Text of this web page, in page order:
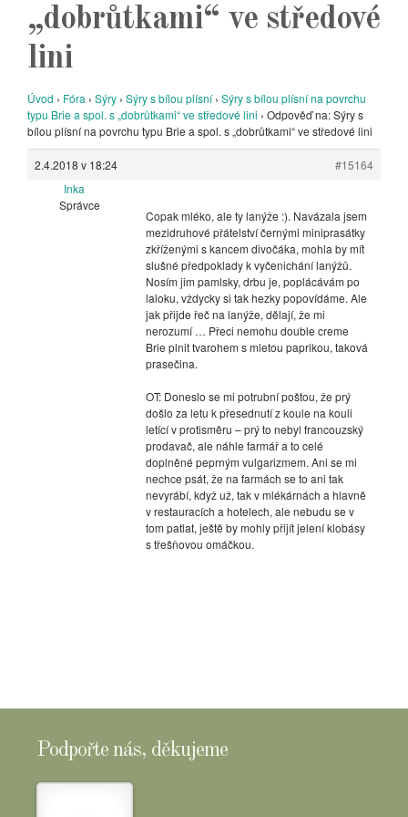
„dobrůtkami“ ve středové
lini
Úvod › Fóra › Sýry › Sýry s bílou plísní › Sýry s bílou plísní na povrchu
typu Brie a spol. s „dobrůtkami“ ve středové lini › Odpověď na: Sýry s
bílou plísní na povrchu typu Brie a spol. s „dobrůtkami“ ve středové lini
2.4.2018 v 18:24
#15164
Inka
Správce
Copak mléko, ale ty lanýže :). Navázala jsem
mezidruhové přátelství černými miniprasátky
zkříženými s kancem divočáka, mohla by mít
slušné předpoklady k vyčenichání lanýžů.
Nosím jim pamlsky, drbu je, poplácávám po
laloku, vždycky si tak hezky popovídáme. Ale
jak přijde řeč na lanýže, dělají, že mi
nerozumí … Přeci nemohu double creme
Brie plnit tvarohem s mletou paprikou, taková
prasečina.
OT: Doneslo se mi potrubní poštou, že prý
došlo za letu k přesednutí z koule na kouli
letící v protisměru – prý to nebyl francouzský
prodavač, ale náhle farmář a to celé
doplněné peprným vulgarizmem. Ani se mi
nechce psát, že na farmách se to ani tak
nevyrábí, když už, tak v mlékárnách a hlavně
v restauracích a hotelech, ale nebudu se v
tom patlat, ještě by mohly přijít jelení klobásy
s třešňovou omáčkou.
Podpořte nás, děkujeme